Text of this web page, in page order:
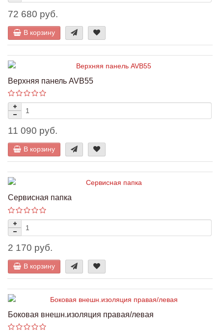
72 680 руб.
В корзину
Верхняя панель AVB55
11 090 руб.
В корзину
Сервисная папка
2 170 руб.
В корзину
Боковая внешн.изоляция правая/левая